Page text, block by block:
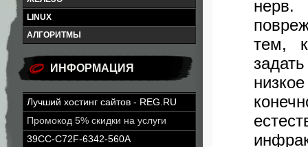
LINUX
АЛГОРИТМЫ
ИНФОРМАЦИЯ
Лучший хостинг сайтов - REG.RU
Промокод 5% скидки на услуги
39CC-C72F-6342-560A
нерв.
тем,